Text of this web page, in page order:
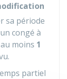
sa période
congé à
moins 1
partiel